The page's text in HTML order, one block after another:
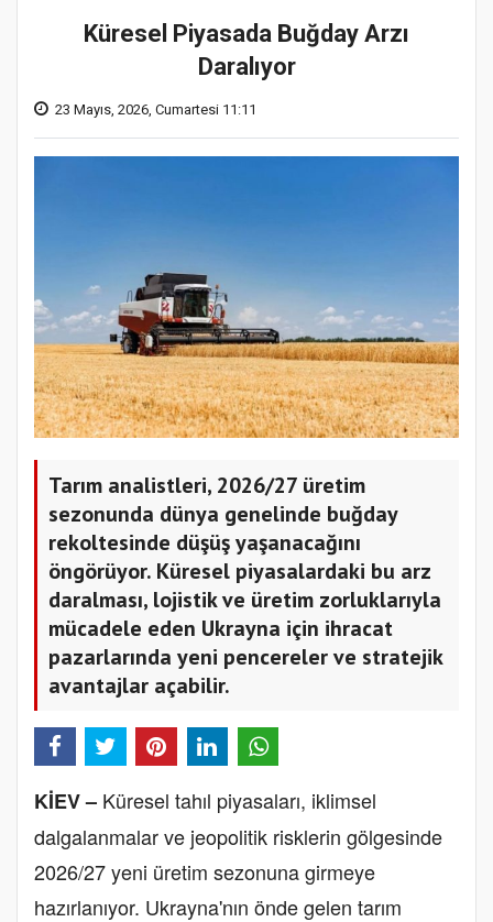
Küresel Piyasada Buğday Arzı
Daralıyor
23 Mayıs, 2026, Cumartesi 11:11
Tarım analistleri, 2026/27 üretim
sezonunda dünya genelinde buğday
rekoltesinde düşüş yaşanacağını
öngörüyor. Küresel piyasalardaki bu arz
daralması, lojistik ve üretim zorluklarıyla
mücadele eden Ukrayna için ihracat
pazarlarında yeni pencereler ve stratejik
avantajlar açabilir.
KİEV – Küresel tahıl piyasaları, iklimsel
dalgalanmalar ve jeopolitik risklerin gölgesinde
2026/27 yeni üretim sezonuna girmeye
hazırlanıyor. Ukrayna'nın önde gelen tarım